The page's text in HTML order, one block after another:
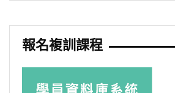
報名複訓課程